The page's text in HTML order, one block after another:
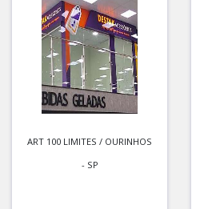
ART 100 LIMITES / OURINHOS
- SP